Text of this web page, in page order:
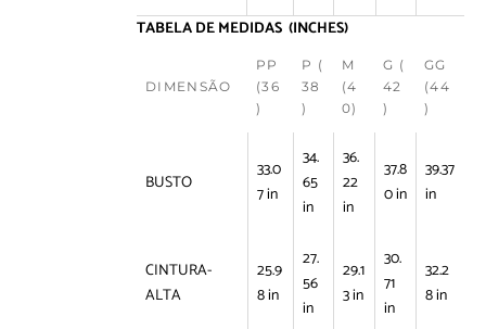
TABELA DE MEDIDAS (INCHES)
DIMENSÃO
PP
(36
)
P (
38
)
M
(4
0)
G (
42
)
GG
(44
)
BUSTO
33.0
7 in
34.
65
in
36.
22
in
37.8
0 in
39.37
in
CINTURA-
ALTA
25.9
8 in
27.
56
in
29.1
3 in
30.
71
in
32.2
8 in